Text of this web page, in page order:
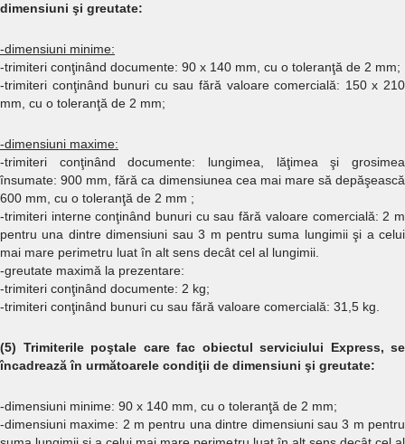
dimensiuni şi greutate:
-dimensiuni minime:
-trimiteri conţinând documente: 90 x 140 mm, cu o toleranţă de 2 mm;
-trimiteri conţinând bunuri cu sau fără valoare comercială: 150 x 210
mm, cu o toleranţă de 2 mm;
-dimensiuni maxime:
-trimiteri conţinând documente: lungimea, lăţimea şi grosimea
însumate: 900 mm, fără ca dimensiunea cea mai mare să depăşească
600 mm, cu o toleranţă de 2 mm ;
-trimiteri interne conţinând bunuri cu sau fără valoare comercială: 2 m
pentru una dintre dimensiuni sau 3 m pentru suma lungimii şi a celui
mai mare perimetru luat în alt sens decât cel al lungimii.
-greutate maximă la prezentare:
-trimiteri conţinând documente: 2 kg;
-trimiteri conţinând bunuri cu sau fără valoare comercială: 31,5 kg.
(5) Trimiterile poştale care fac obiectul serviciului Express, se
încadrează în următoarele condiţii de dimensiuni şi greutate:
-dimensiuni minime: 90 x 140 mm, cu o toleranţă de 2 mm;
-dimensiuni maxime: 2 m pentru una dintre dimensiuni sau 3 m pentru